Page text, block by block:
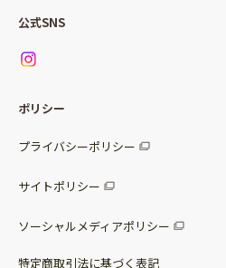
パッケージサラダ
惣菜サラダ
調味料
お問い合わせ
公式SNS
ポリシー
プライバシーポリシー
サイトポリシー
ソーシャルメディアポリシー
特定商取引法に基づく表記